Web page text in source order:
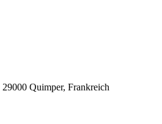
29000 Quimper, Frankreich